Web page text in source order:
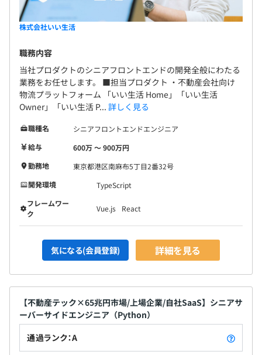
株式会社いい生活
職務内容
当社プロダクトのシニアフロントエンドの開発全般にわたる
業務をお任せします。 ■担当プロダクト ・不動産会社向け
物流プラットフォーム 「いい生活 Home」「いい生活
Owner」「いい生活 P... 詳しく見る
職種名
シニアフロントエンドエンジニア
給与
600万 〜 900万円
勤務地
東京都港区南麻布5丁目2番32号
開発環境
TypeScript
フレームワー
ク
Vue.js React
気になる(会員登録) 詳細を見る
【不動産テック×65兆円市場/上場企業/自社SaaS】シニアサ
ーバーサイドエンジニア（Python）
通過ランク：A